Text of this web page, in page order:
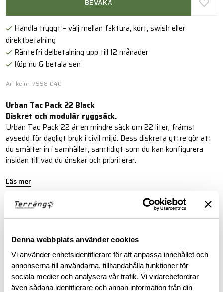
Denna webbplats använder cookies
Vi använder enhetsidentifierare för att anpassa innehållet och
annonserna till användarna, tillhandahålla funktioner för
sociala medier och analysera vår trafik. Vi vidarebefordrar
även sådana identifierare och annan information från din
BEVAKA
Handla tryggt – välj mellan faktura, kort, swish eller
direktbetalning
Räntefri delbetalning upp till 12 månader
Köp nu & betala sen
Artikelnr: 7558-040
Urban Tac Pack 22 Black
Diskret och modulär ryggsäck.
Urban Tac Pack 22 är en mindre säck om 22 liter, främst
avsedd för dagligt bruk i civil miljö. Dess diskreta yttre gör att
du smälter in i samhället, samtidigt som du kan konfigurera
insidan till vad du önskar och prioriterar.
Läs mer
FINNS I FÖLJANDE FÄRGER